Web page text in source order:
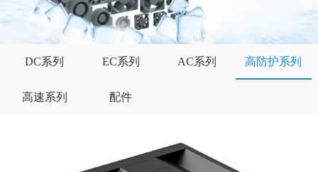
DC系列 EC系列 AC系列 高防护系列
高速系列 配件